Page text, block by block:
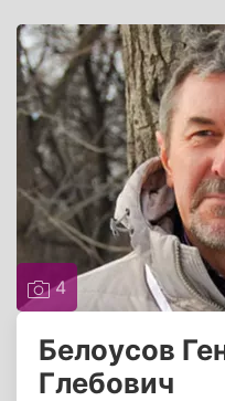
4
Белоусов
Глебович